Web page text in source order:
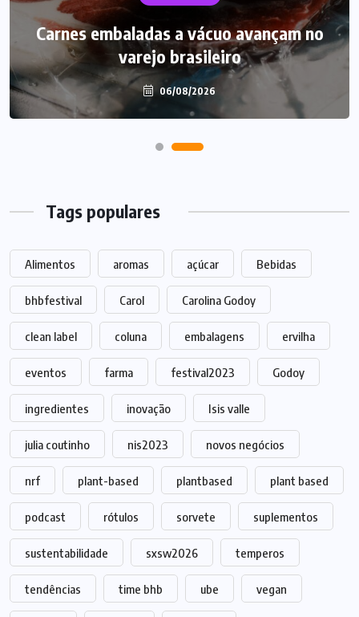
Carnes embaladas a vácuo avançam no
varejo brasileiro
06/08/2026
Tags populares
Alimentos aromas açúcar Bebidas
bhbfestival Carol Carolina Godoy
clean label coluna embalagens ervilha
eventos farma festival2023 Godoy
ingredientes inovação Isis valle
julia coutinho nis2023 novos negócios
nrf plant-based plantbased plant based
podcast rótulos sorvete suplementos
sustentabilidade sxsw2026 temperos
tendências time bhb ube vegan